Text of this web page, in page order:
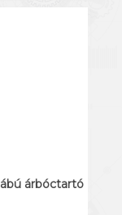
árbóctartó